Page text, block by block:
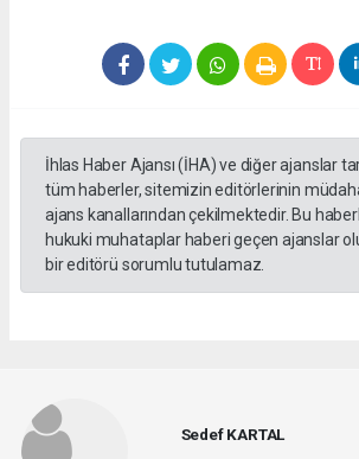
İhlas Haber Ajansı (İHA) ve diğer ajanslar
tüm haberler, sitemizin editörlerinin
ajans kanallarından çekilmektedir. Bu
hukuki muhataplar haberi geçen ajanslar
bir editörü sorumlu tutulamaz.
Sedef KARTAL